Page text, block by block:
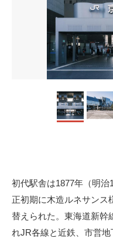
初代駅舎は1877年（明
正初期に木造ルネサンス
替えられた。東海道新幹
れJR各線と近鉄、市営